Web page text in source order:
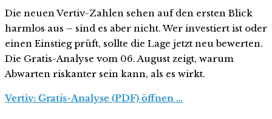
Die neuen Vertiv-Zahlen sehen auf den ersten Blick
harmlos aus – sind es aber nicht. Wer investiert ist oder
einen Einstieg prüft, sollte die Lage jetzt neu bewerten.
Die Gratis-Analyse vom 06. August zeigt, warum
Abwarten riskanter sein kann, als es wirkt.
Vertiv: Gratis-Analyse (PDF) öffnen …